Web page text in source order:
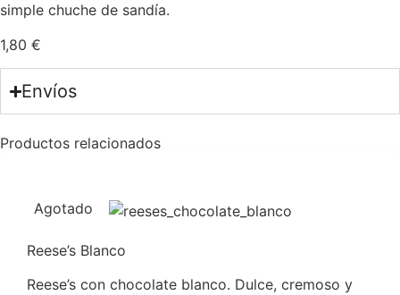
simple chuche de sandía.
1,80 €
Envíos
Productos relacionados
Agotado
Reese’s Blanco
Reese’s con chocolate blanco. Dulce, cremoso y